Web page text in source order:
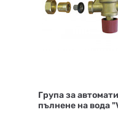
Група за
пълнене на вода